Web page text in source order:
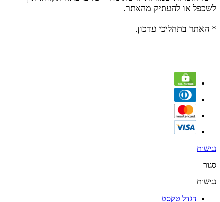
לשכפל או להעתיק מהאתר.
* האתר בתהליכי עדכון.
נגישות
סגור
נגישות
הגדל טקסט